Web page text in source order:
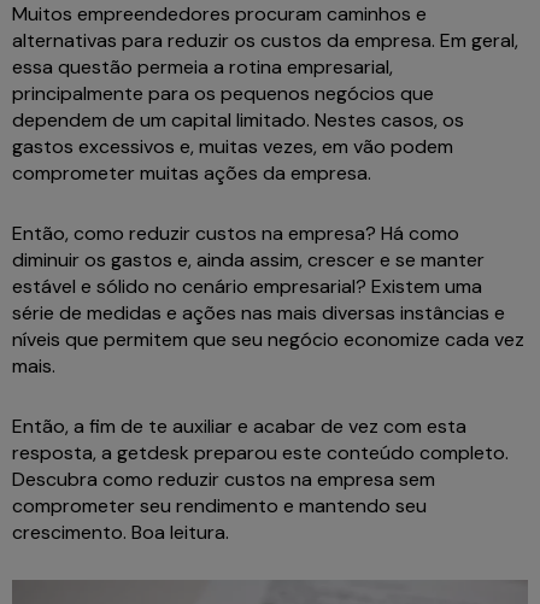
Muitos empreendedores procuram caminhos e
alternativas para reduzir os custos da empresa. Em geral,
essa questão permeia a rotina empresarial,
principalmente para os pequenos negócios que
dependem de um capital limitado. Nestes casos, os
gastos excessivos e, muitas vezes, em vão podem
comprometer muitas ações da empresa.
Então, como reduzir custos na empresa? Há como
diminuir os gastos e, ainda assim, crescer e se manter
estável e sólido no cenário empresarial? Existem uma
série de medidas e ações nas mais diversas instâncias e
níveis que permitem que seu negócio economize cada vez
mais.
Então, a fim de te auxiliar e acabar de vez com esta
resposta, a getdesk preparou este conteúdo completo.
Descubra como reduzir custos na empresa sem
comprometer seu rendimento e mantendo seu
crescimento. Boa leitura.